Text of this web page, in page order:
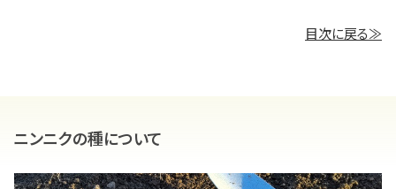
目次に戻る≫
ニンニクの種について